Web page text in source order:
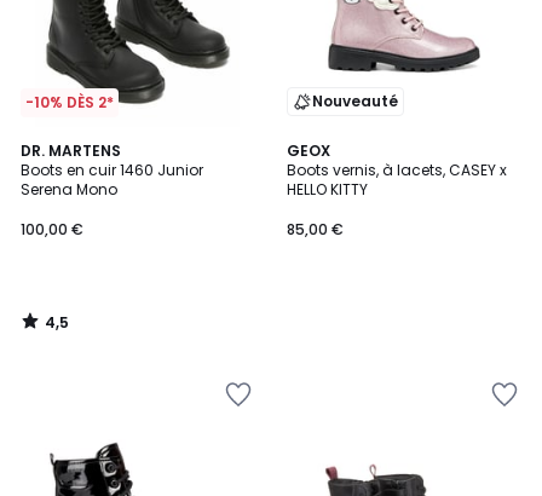
-10% DÈS 2*
DR. MARTENS
Boots en cuir 1460 Junior
Serena Mono
100,00 €
4,5
/ 5
4,5
/
Nouveauté
GEOX
Boots vernis, à lacets, CASEY x
HELLO KITTY
85,00 €